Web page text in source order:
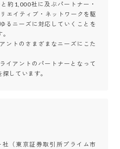
約1,000社に及ぶパートナー・
エイティブ・ネットワークを駆
るニーズに対応していくことを
ントのさまざまなニーズにこた
イアントのパートナーとなって
しています。
（東京証券取引所プライム市